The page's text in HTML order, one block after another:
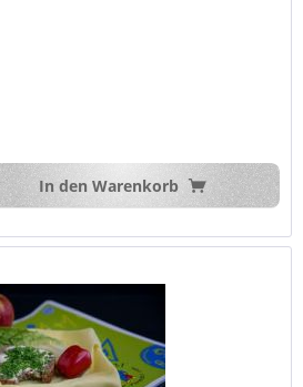
In den Warenkorb